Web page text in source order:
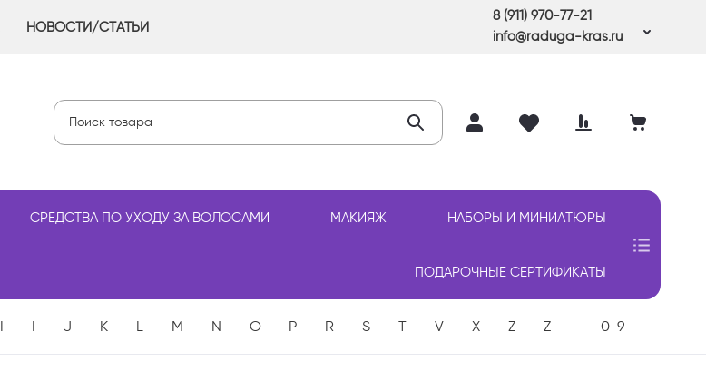
НОВОСТИ/СТАТЬИ
8 (911) 970-77-21
info@raduga-kras.ru
СРЕДСТВА ПО УХОДУ ЗА ВОЛОСАМИ МАКИЯЖ НАБОРЫ И МИНИАТЮРЫ
ПОДАРОЧНЫЕ СЕРТИФИКАТЫ
0-9
I I J K L M N O P R S T V X Z Z